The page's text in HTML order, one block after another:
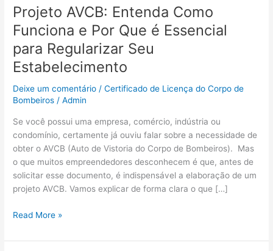
Projeto AVCB: Entenda Como
Funciona e Por Que é Essencial
para Regularizar Seu
Estabelecimento
Deixe um comentário /Certificado de Licença do Corpo de
Bombeiros /Admin
Se você possui uma empresa, comércio, indústria ou
condomínio, certamente já ouviu falar sobre a necessidade de
obter o AVCB (Auto de Vistoria do Corpo de Bombeiros). Mas
o que muitos empreendedores desconhecem é que, antes de
solicitar esse documento, é indispensável a elaboração de um
projeto AVCB. Vamos explicar de forma clara o que […]
Estabelecimento
Read More »